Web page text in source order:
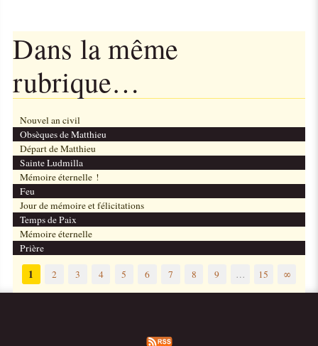
Dans la même
rubrique…
Nouvel an civil
Obsèques de Matthieu
Départ de Matthieu
Sainte Ludmilla
Mémoire éternelle !
Feu
Jour de mémoire et félicitations
Temps de Paix
Mémoire éternelle
Prière
1 2 3 4 5 6 7 8 9 … 15 ∞